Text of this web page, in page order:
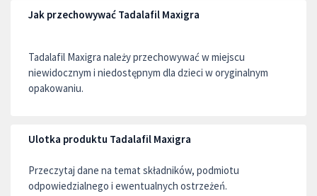
Jak przechowywać Tadalafil Maxigra
Tadalafil Maxigra należy przechowywać w miejscu
niewidocznym i niedostępnym dla dzieci w oryginalnym
opakowaniu.
Ulotka produktu Tadalafil Maxigra
Przeczytaj dane na temat składników, podmiotu
odpowiedzialnego i ewentualnych ostrzeżeń.